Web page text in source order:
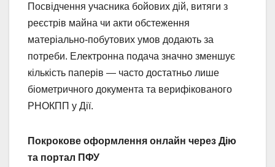
Посвідчення учасника бойових дій, витяги з
реєстрів майна чи акти обстеження
матеріально-побутових умов додають за
потреби. Електронна подача значно зменшує
кількість паперів — часто достатньо лише
біометричного документа та верифікованого
РНОКПП у Дії.
Покрокове оформлення онлайн через Дію
та портал ПФУ